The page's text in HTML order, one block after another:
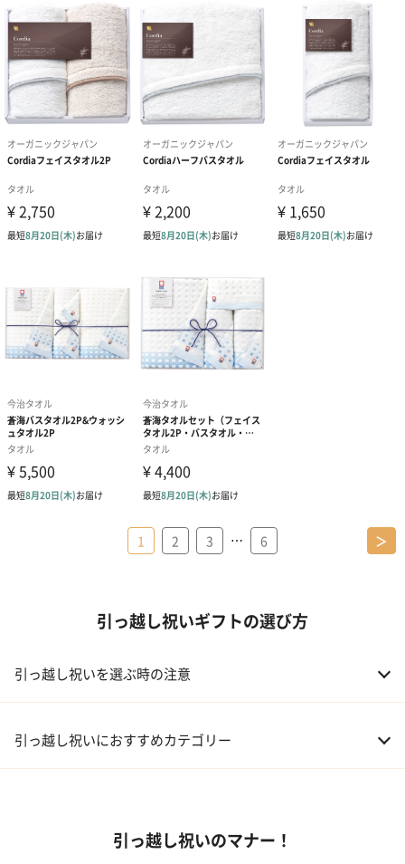
1 2 3 … 6 ＞
引っ越し祝いギフトの選び方
引っ越し祝いを選ぶ時の注意
引っ越し祝いにおすすめカテゴリー
引っ越し祝いのマナー！